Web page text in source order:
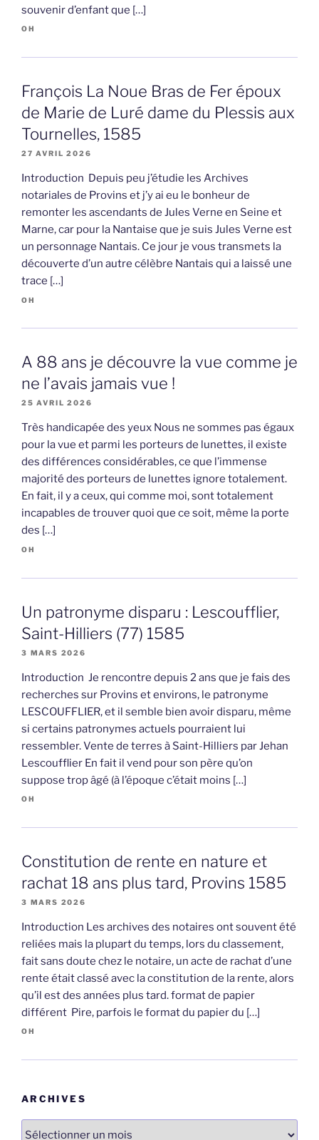
souvenir d’enfant que […]
OH
François La Noue Bras de Fer époux
de Marie de Luré dame du Plessis aux
Tournelles, 1585
27 AVRIL 2026
Introduction Depuis peu j’étudie les Archives
notariales de Provins et j’y ai eu le bonheur de
remonter les ascendants de Jules Verne en Seine et
Marne, car pour la Nantaise que je suis Jules Verne est
un personnage Nantais. Ce jour je vous transmets la
découverte d’un autre célèbre Nantais qui a laissé une
trace […]
OH
A 88 ans je découvre la vue comme je
ne l’avais jamais vue !
25 AVRIL 2026
Très handicapée des yeux Nous ne sommes pas égaux
pour la vue et parmi les porteurs de lunettes, il existe
des différences considérables, ce que l’immense
majorité des porteurs de lunettes ignore totalement.
En fait, il y a ceux, qui comme moi, sont totalement
incapables de trouver quoi que ce soit, même la porte
des […]
OH
Un patronyme disparu : Lescoufflier,
Saint-Hilliers (77) 1585
3 MARS 2026
Introduction Je rencontre depuis 2 ans que je fais des
recherches sur Provins et environs, le patronyme
LESCOUFFLIER, et il semble bien avoir disparu, même
si certains patronymes actuels pourraient lui
ressembler. Vente de terres à Saint-Hilliers par Jehan
Lescoufflier En fait il vend pour son père qu’on
suppose trop âgé (à l’époque c’était moins […]
OH
Constitution de rente en nature et
rachat 18 ans plus tard, Provins 1585
3 MARS 2026
Introduction Les archives des notaires ont souvent été
reliées mais la plupart du temps, lors du classement,
fait sans doute chez le notaire, un acte de rachat d’une
rente était classé avec la constitution de la rente, alors
qu’il est des années plus tard. format de papier
différent Pire, parfois le format du papier du […]
OH
ARCHIVES
Archives